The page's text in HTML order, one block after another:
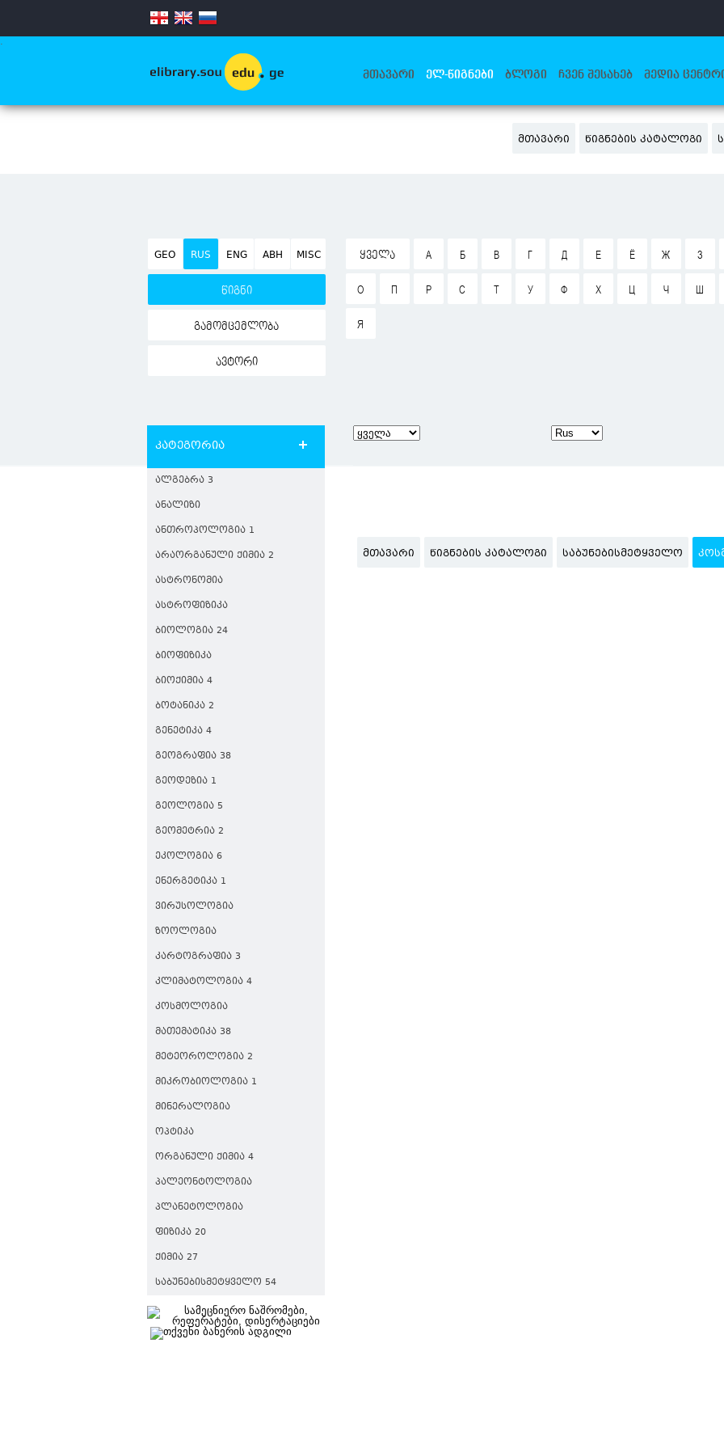
.
ᲛᲗᲐᲕᲐᲠᲘ ᲔᲚ-ᲬᲘᲒᲜᲔᲑᲘ ᲑᲚᲝᲒᲘ ᲩᲕᲔᲜ ᲨᲔᲡᲐᲮᲔᲑ ᲛᲔᲓᲘᲐ
ᲛᲗᲐᲕᲐᲠᲘ ᲬᲘᲒᲜᲔᲑᲘᲡ ᲙᲐᲢᲐᲚᲝᲒᲘ
GEO RUS ENG ABH MISC
წიგნი
გამომცემლობა
ავტორი
ᲧᲕᲔᲚᲐ А Б В Г Д Е Ё Ж З
О П Р С Т У Ф Х Ц Ч Ш
Я
კატეგორია
ᲐᲚᲒᲔᲑᲠᲐ 3
ᲐᲜᲐᲚᲘᲖᲘ
ᲐᲜᲗᲠᲝᲞᲝᲚᲝᲒᲘᲐ 1
ᲐᲠᲐᲝᲠᲒᲐᲜᲣᲚᲘ ᲥᲘᲛᲘᲐ 2
ᲐᲡᲢᲠᲝᲜᲝᲛᲘᲐ
ᲐᲡᲢᲠᲝᲤᲘᲖᲘᲙᲐ
ᲑᲘᲝᲚᲝᲒᲘᲐ 24
ᲑᲘᲝᲤᲘᲖᲘᲙᲐ
ᲑᲘᲝᲥᲘᲛᲘᲐ 4
ᲑᲝᲢᲐᲜᲘᲙᲐ 2
ᲒᲔᲜᲔᲢᲘᲙᲐ 4
ᲒᲔᲝᲒᲠᲐᲤᲘᲐ 38
ᲒᲔᲝᲓᲔᲖᲘᲐ 1
ᲒᲔᲝᲚᲝᲒᲘᲐ 5
ᲒᲔᲝᲛᲔᲢᲠᲘᲐ 2
ᲔᲙᲝᲚᲝᲒᲘᲐ 6
ᲔᲜᲔᲠᲒᲔᲢᲘᲙᲐ 1
ᲕᲘᲠᲣᲡᲝᲚᲝᲒᲘᲐ
ᲖᲝᲝᲚᲝᲒᲘᲐ
ᲙᲐᲠᲢᲝᲒᲠᲐᲤᲘᲐ 3
ᲙᲚᲘᲛᲐᲢᲝᲚᲝᲒᲘᲐ 4
ᲙᲝᲡᲛᲝᲚᲝᲒᲘᲐ
ᲛᲐᲗᲔᲛᲐᲢᲘᲙᲐ 38
ᲛᲔᲢᲔᲝᲠᲝᲚᲝᲒᲘᲐ 2
ᲛᲘᲙᲠᲝᲑᲘᲝᲚᲝᲒᲘᲐ 1
ᲛᲘᲜᲔᲠᲐᲚᲝᲒᲘᲐ
ᲝᲞᲢᲘᲙᲐ
ᲝᲠᲒᲐᲜᲣᲚᲘ ᲥᲘᲛᲘᲐ 4
ᲞᲐᲚᲔᲝᲜᲢᲝᲚᲝᲒᲘᲐ
ᲞᲚᲐᲜᲔᲢᲝᲚᲝᲒᲘᲐ
ᲤᲘᲖᲘᲙᲐ 20
ᲥᲘᲛᲘᲐ 27
ᲡᲐᲑᲣᲜᲔᲑᲘᲡᲛᲔᲢᲧᲕᲔᲚᲝ 54
ᲛᲗᲐᲕᲐᲠᲘ ᲬᲘᲒᲜᲔᲑᲘᲡ ᲙᲐᲢᲐᲚᲝᲒᲘ ᲡᲐᲑᲣᲜᲔᲑᲘᲡᲛᲔᲢᲧᲕᲔᲚᲝ